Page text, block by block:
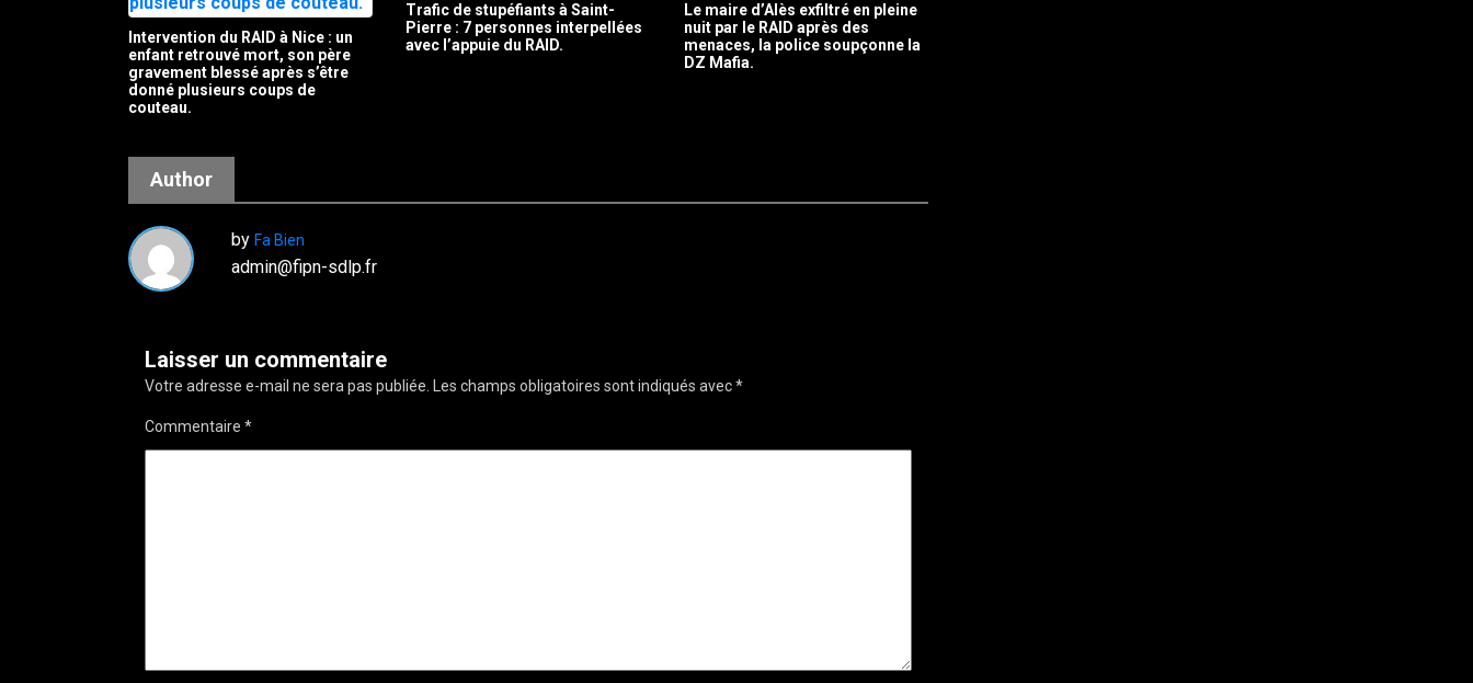
Intervention du RAID à Nice : un
enfant retrouvé mort, son père
gravement blessé après s’être
donné plusieurs coups de
couteau.
Trafic de stupéfiants à Saint-
Pierre : 7 personnes interpellées
avec l’appuie du RAID.
Le maire d’Alès exfiltré en pleine
nuit par le RAID après des
menaces, la police soupçonne la
DZ Mafia.
Author
by Fa Bien
admin@fipn-sdlp.fr
Laisser un commentaire
Votre adresse e-mail ne sera pas publiée. Les champs obligatoires sont indiqués avec*
Commentaire *